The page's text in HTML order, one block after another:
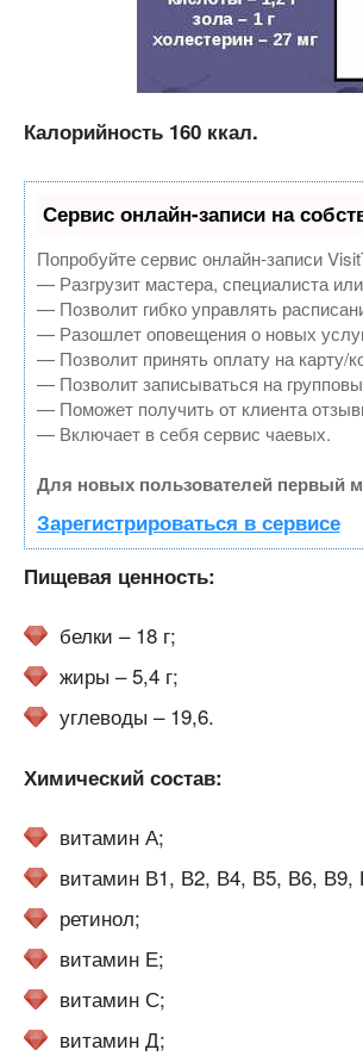
Калорийность 160 ккал.
Сервис онлайн-записи на
Попробуйте сервис онлайн-записи
— Разгрузит мастера, специалиста
— Позволит гибко управлять
— Разошлет оповещения о новых
— Позволит принять оплату на карту/
— Позволит записываться на
— Поможет получить от клиента
— Включает в себя сервис чаевых.
Для новых пользователей первый
Зарегистрироваться в сервисе
Пищевая ценность:
белки – 18 г;
жиры – 5,4 г;
углеводы – 19,6.
Химический состав:
витамин А;
витамин В1, В2, В4, В5, В6,
ретинол;
витамин Е;
витамин С;
витамин Д;